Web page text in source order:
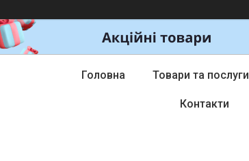
Головна Товари та послуги
Контакти